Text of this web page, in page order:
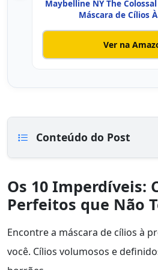
Maybelline NY The
Máscara de Cílios
Ver na
Conteúdo do Post
Os 10 Imperdíveis:
Perfeitos que Não
Encontre a máscara de cílios à
você. Cílios volumosos e